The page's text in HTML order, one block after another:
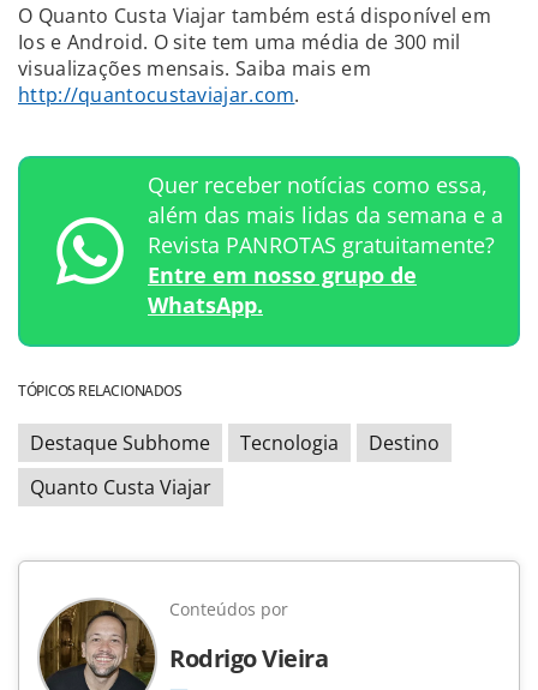
O Quanto Custa Viajar também está disponível em
Ios e Android. O site tem uma média de 300 mil
visualizações mensais. Saiba mais em
http://quantocustaviajar.com.
Quer receber notícias como essa,
além das mais lidas da semana e a
Revista PANROTAS gratuitamente?
Entre em nosso grupo de
WhatsApp.
TÓPICOS RELACIONADOS
Destaque Subhome Tecnologia
Destino
Quanto Custa Viajar
Conteúdos por
Rodrigo Vieira